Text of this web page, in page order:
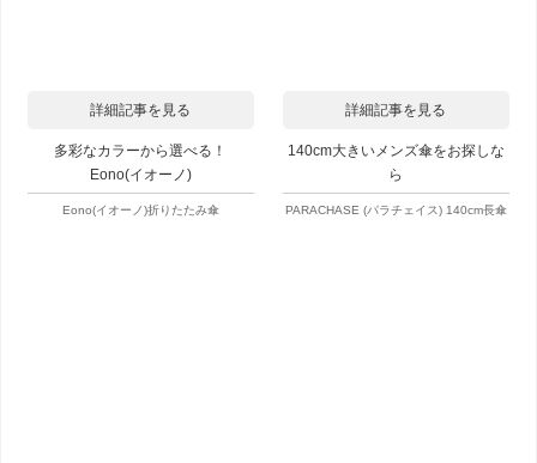
詳細記事を見る
多彩なカラーから選べる！
Eono(イオーノ)
Eono(イオーノ)折りたたみ傘
詳細記事を見る
140cm大きいメンズ傘をお探しな
ら
PARACHASE (パラチェイス) 140cm長傘